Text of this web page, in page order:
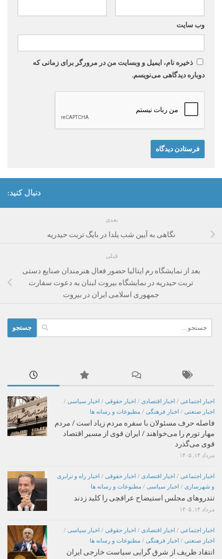
وب‌ سایت
ذخیره نام، ایمیل و وبسایت من در مرورگر برای زمانی که
دوباره دیدگاهی می‌نویسم.
دنبال کنید:
بعدی
نگاهی به آیین شب یلدا در بایگ تربت حیدریه
قبلی
بعد از نمایشگاه رم ایتالیا حضور فعال هنرمندان صنایع دستی
تربت حیدریه در نمایشگاه بیروت لبنان به دعوت سفارت
جمهوری اسلامی ایران در بیروت
برای:
اخبار اجتماعی / اخبار اقتصادی / اخبار حقوقی / اخبار سیاسی /
اخبار صنعتی / اخبار فرهنگی / مطبوعات و رسانه ها
فاصله حرف مسئولان با سفره مردم زیاد است / مردم
مهار تورم را می‌خواهند / ایران قوی از مسیر اقتصاد
قوی می‌گذرد
مرداد ۱۴, ۱۴۰۵
اخبار اجتماعی / اخبار اقتصادی / اخبار حقوقی / اخبار راه و ترابری
و شهرسازی / اخبار سیاسی / مطبوعات و رسانه ها
تندروهای مجلس استیضاح عراقچی را کلید زدند
مرداد ۱۴, ۱۴۰۵
اخبار اجتماعی / اخبار اقتصادی / اخبار حقوقی / اخبار سیاسی /
اخبار صنعتی / اخبار فرهنگی / مطبوعات و رسانه ها
انتقاد ظریف از شرق گرایی سیاست خارجی ایران